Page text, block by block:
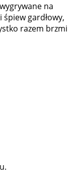
na
gardłowy,
razem brzmi